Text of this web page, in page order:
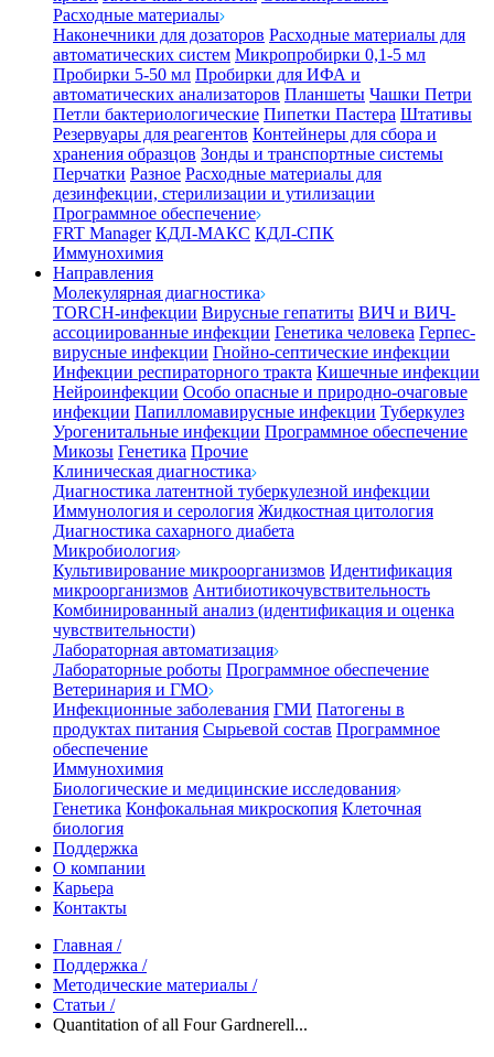
Расходные материалы
Наконечники для дозаторов Расходные материалы для
автоматических систем Микропробирки 0,1-5 мл
Пробирки 5-50 мл Пробирки для ИФА и
автоматических анализаторов Планшеты Чашки Петри
Петли бактериологические Пипетки Пастера Штативы
Резервуары для реагентов Контейнеры для сбора и
хранения образцов Зонды и транспортные системы
Перчатки Разное Расходные материалы для
дезинфекции, стерилизации и утилизации
Программное обеспечение
FRT Manager КДЛ-МАКС КДЛ-СПК
Иммунохимия
Направления
Молекулярная диагностика
TORCH-инфекции Вирусные гепатиты ВИЧ и ВИЧ-
ассоциированные инфекции Генетика человека Герпес-
вирусные инфекции Гнойно-септические инфекции
Инфекции респираторного тракта Кишечные инфекции
Нейроинфекции Особо опасные и природно-очаговые
инфекции Папилломавирусные инфекции Туберкулез
Урогенитальные инфекции Программное обеспечение
Микозы Генетика Прочие
Клиническая диагностика
Диагностика латентной туберкулезной инфекции
Иммунология и серология Жидкостная цитология
Диагностика сахарного диабета
Микробиология
Культивирование микроорганизмов Идентификация
микроорганизмов Антибиотикочувствительность
Комбинированный анализ (идентификация и оценка
чувствительности)
Лабораторная автоматизация
Лабораторные роботы Программное обеспечение
Ветеринария и ГМО
Инфекционные заболевания ГМИ Патогены в
продуктах питания Сырьевой состав Программное
обеспечение
Иммунохимия
Биологические и медицинские исследования
Генетика Конфокальная микроскопия Клеточная
биология
Поддержка
О компании
Карьера
Контакты
Главная /
Поддержка /
Методические материалы /
Статьи /
Quantitation of all Four Gardnerell...